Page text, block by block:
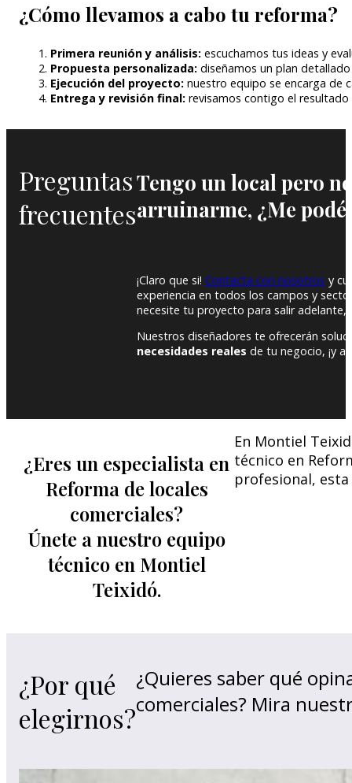
¿Cómo llevamos a cabo tu reforma?
Primera reunión y análisis: escuchamos tus ideas y
Propuesta personalizada: diseñamos un plan
Ejecución del proyecto: nuestro equipo se encarga de
Entrega y revisión final: revisamos contigo el
Preguntas
frecuentes
Tengo un local pero
arruinarme, ¿Me
¡Claro que si! Contacta con nosotros y
experiencia en todos los campos y
necesite tu proyecto para salir adelante,
Nuestros diseñadores te ofrecerán
necesidades reales de tu negocio, ¡y
¿Eres un especialista en
Reforma de locales
comerciales?
Únete a nuestro equipo
técnico en Montiel
Teixidó.
En Montiel
técnico en
profesional,
¿Por qué
elegirnos?
¿Quieres saber qué
comerciales? Mira